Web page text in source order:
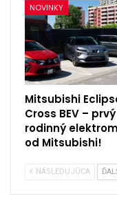
NOVINKY
Mitsubishi
Cross BEV – prvý
rodinný
od Mitsubishi!
NÁSLEDUJÚCA